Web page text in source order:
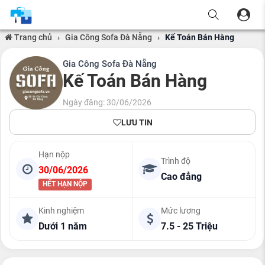
Trang chủ › Gia Công Sofa Đà Nẵng › Kế Toán Bán Hàng
Gia Công Sofa Đà Nẵng
Kế Toán Bán Hàng
Ngày đăng: 30/06/2026
LƯU TIN
Hạn nộp
30/06/2026
HẾT HẠN NỘP
Trình độ
Cao đẳng
Kinh nghiệm
Dưới 1 năm
Mức lương
7.5 - 25 Triệu